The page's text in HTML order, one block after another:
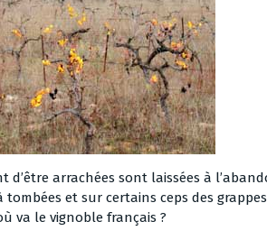
d’être arrachées sont laissées à
et sur certains ceps des
va le vignoble français ?